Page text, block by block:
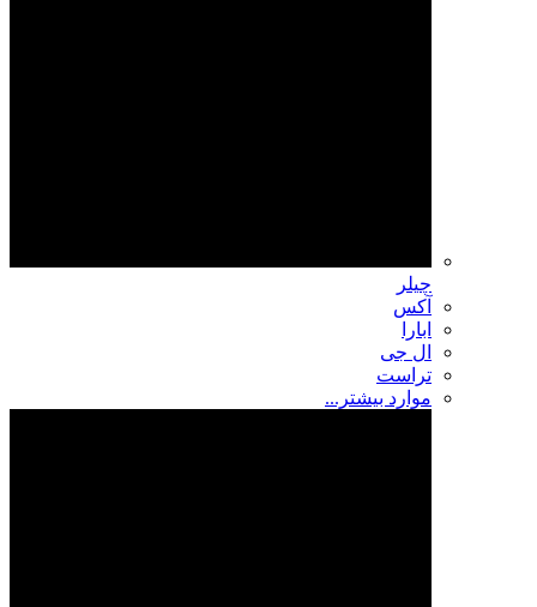
چیلر
آکس
ابارا
ال جی
تراست
موارد بیشتر...